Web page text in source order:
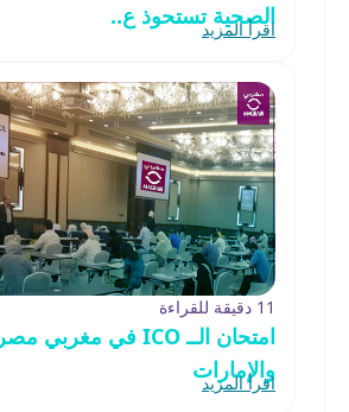
الصحية تستحوذ ع..
اقرأ المزيد
11 دقيقة للقراءة
امتحان الــ ICO في مغربي مصر
والإمارات
اقرأ المزيد